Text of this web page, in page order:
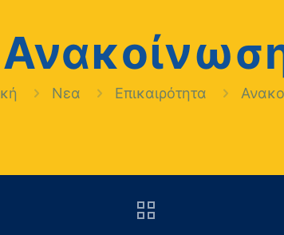
Νεα Επικαιρότητα